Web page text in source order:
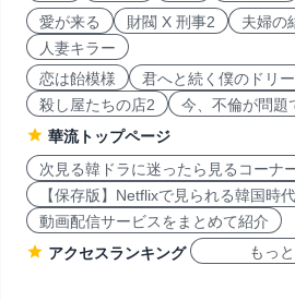
愛が来る
財閥 X 刑事2 夫婦の
人妻キラー
恋は飴模様
君へと続く僕のドリ
殺し屋たちの店2
今、不倫が問題
華流トップページ
次見る韓ドラに迷ったら見るコーナ
【保存版】Netflixで見られる韓国時
動画配信サービスをまとめて紹介
アクセスランキング
もっと